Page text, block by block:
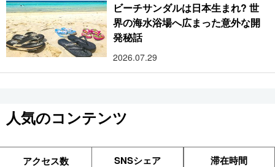
ビーチサンダルは日本生まれ? 世
界の海水浴場へ広まった意外な開
発秘話
2026.07.29
人気のコンテンツ
アクセス数 SNSシェア 滞在時間